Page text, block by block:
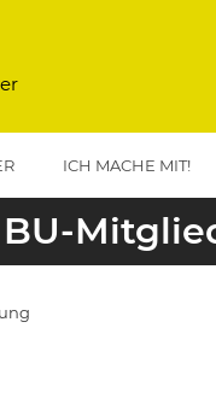
ICH MACHE MIT!